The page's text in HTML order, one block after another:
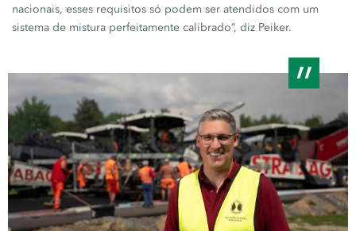
nacionais, esses requisitos só podem ser atendidos com um
sistema de mistura perfeitamente calibrado”, diz Peiker.